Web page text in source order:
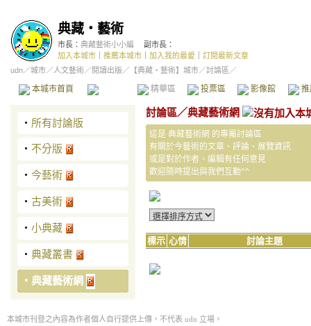
典藏‧藝術
市長： 典藏藝術小小編
副市長：
加入本城市
推薦本城市 加入我的最愛
訂閱最新文章
udn／城市／人文藝術／閱讀出版 ／ 【典藏‧藝術】城市／討論區／
本城市首頁 精華區 投票區 影像館
‧ 所有討論版
‧ 不分版
‧ 今藝術
‧ 古美術
‧ 小典藏
‧ 典藏叢書
‧ 典藏藝術網
討論區／典藏藝術網
這是 典藏藝術網 的專屬討論區
有關於今藝術的文章、評論、展覽資訊
或是對於作者、編輯有任何意見
歡迎隨時提出與我們互動^^
標示 心情 討論主題
本城市刊登之內容為作者個人自行提供上傳，不代表 udn 立場。